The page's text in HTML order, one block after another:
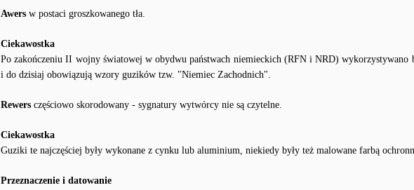
Awers w postaci groszkowanego tła.
Ciekawostka
Po zakończeniu II wojny światowej w obydwu państwach niemieckich (RFN i NRD) wykorzystywano
i do dzisiaj obowiązują wzory guzików tzw. "Niemiec Zachodnich".
Rewers częściowo skorodowany - sygnatury wytwórcy nie są czytelne.
Ciekawostka
Guziki te najczęściej były wykonane z cynku lub aluminium, niekiedy były też malowane farbą
Przeznaczenie i datowanie